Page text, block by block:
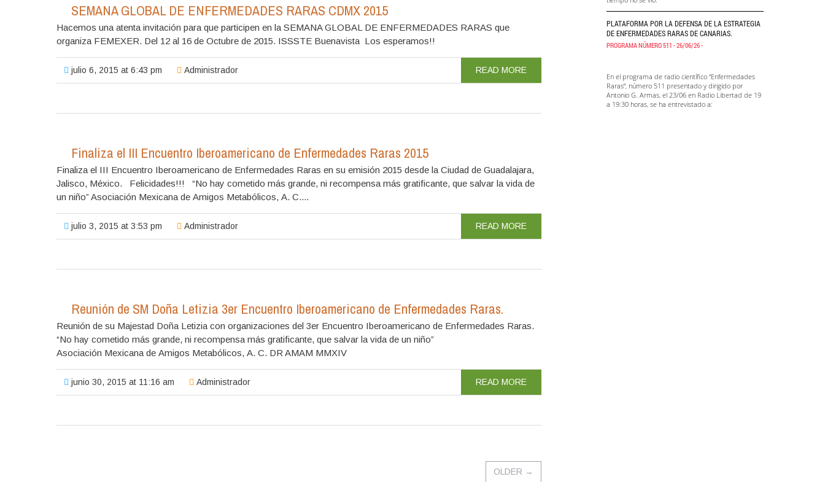
SEMANA GLOBAL DE ENFERMEDADES RARAS CDMX 2015
Hacemos una atenta invitación para que participen en la SEMANA GLOBAL DE ENFERMEDADES RARAS que
organiza FEMEXER. Del 12 al 16 de Octubre de 2015. ISSSTE Buenavista Los esperamos!!
julio 6, 2015 at 6:43 pm Administrador READ MORE
Finaliza el III Encuentro Iberoamericano de Enfermedades Raras 2015
Finaliza el III Encuentro Iberoamericano de Enfermedades Raras en su emisión 2015 desde la Ciudad de Guadalajara,
Jalisco, México. Felicidades!!! “No hay cometido más grande, ni recompensa más gratificante, que salvar la vida de
un niño” Asociación Mexicana de Amigos Metabólicos, A. C....
julio 3, 2015 at 3:53 pm Administrador READ MORE
Reunión de SM Doña Letizia 3er Encuentro Iberoamericano de Enfermedades Raras.
Reunión de su Majestad Doña Letizia con organizaciones del 3er Encuentro Iberoamericano de Enfermedades Raras.
“No hay cometido más grande, ni recompensa más gratificante, que salvar la vida de un niño”
Asociación Mexicana de Amigos Metabólicos, A. C. DR AMAM MMXIV
junio 30, 2015 at 11:16 am Administrador READ MORE
OLDER →